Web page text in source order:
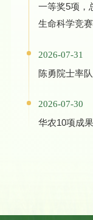
一等奖5项，
生命科学竞
2026-07-31
陈勇院士率
2026-07-30
华农10项成